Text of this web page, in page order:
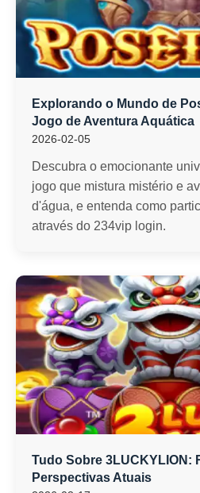
Explorando o Mundo de
Jogo de Aventura Aquática
2026-02-05
Descubra o emocionante
jogo que mistura mistério e
d'água, e entenda como
através do 234vip login.
Tudo Sobre 3LUCKYLION:
Perspectivas Atuais